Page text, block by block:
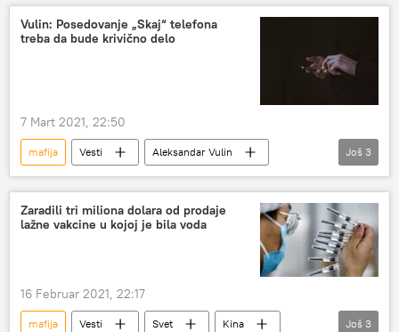
Vulin: Posedovanje „Skaj“ telefona
treba da bude krivično delo
7 Mart 2021, 22:50
mafija Vesti
Aleksandar Vulin
klanovi
dekodiranje mobilni telefon
Još 3
Zaradili tri miliona dolara od prodaje
lažne vakcine u kojoj je bila voda
16 Februar 2021, 22:17
mafija Vesti Svet
Kina
Još 3